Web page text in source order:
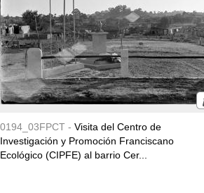
0194_03FPCT - Visita del Centro de
Investigación y Promoción Franciscano
Ecológico (CIPFE) al barrio Cer...